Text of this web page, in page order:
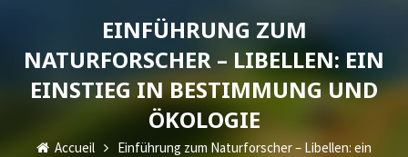
EINFÜHRUNG ZUM
NATURFORSCHER – LIBELLEN: EIN
EINSTIEG IN BESTIMMUNG UND
ÖKOLOGIE
Accueil
Einführung zum Naturforscher – Libellen: ein